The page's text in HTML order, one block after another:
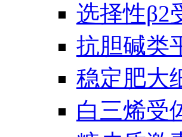
选择性β2
抗胆碱类
稳定肥大
白三烯受